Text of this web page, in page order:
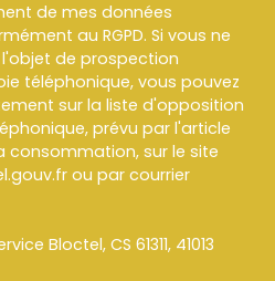
de mes données
au RGPD. Si vous ne
de prospection
téléphonique, vous pouvez
sur la liste d'opposition
prévu par l'article
consommation, sur le site
ou par courrier
Bloctel, CS 61311, 41013